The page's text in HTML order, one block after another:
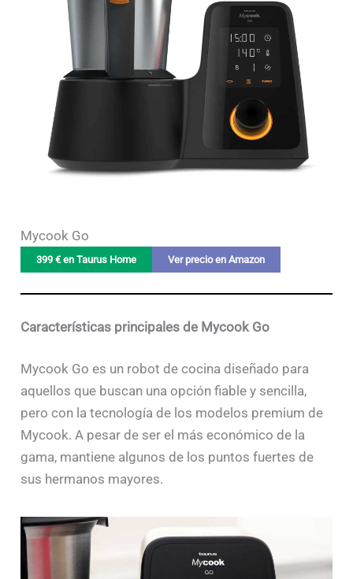
Mycook Go
399 € en Taurus Home Ver precio en Amazon
Características principales de Mycook Go
Mycook Go es un robot de cocina diseñado para
aquellos que buscan una opción fiable y sencilla,
pero con la tecnología de los modelos premium de
Mycook. A pesar de ser el más económico de la
gama, mantiene algunos de los puntos fuertes de
sus hermanos mayores.